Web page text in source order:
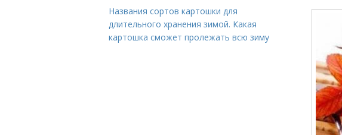
Названия сортов картошки для
длительного хранения зимой. Какая
картошка сможет пролежать всю зиму